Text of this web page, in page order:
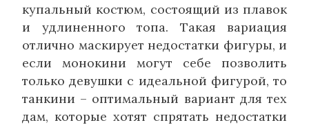
купальный костюм, состоящий из плавок
и удлиненного топа. Такая вариация
отлично маскирует недостатки фигуры, и
если монокини могут себе позволить
только девушки с идеальной фигурой, то
танкини – оптимальный вариант для тех
дам, которые хотят спрятать недостатки